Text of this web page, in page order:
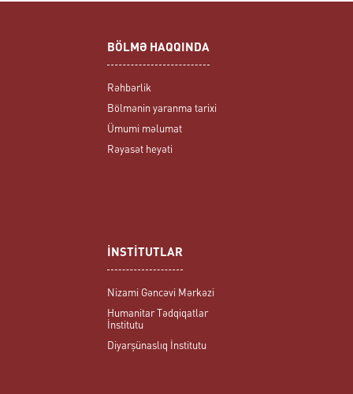
BÖLMƏ HAQQINDA
Rəhbərlik
Bölmənin yaranma tarixi
Ümumi məlumat
Rəyasət heyəti
İNSTİTUTLAR
Nizami Gəncəvi Mərkəzi
Humanitar Tədqiqatlar
İnstitutu
Diyarşünaslıq İnstitutu